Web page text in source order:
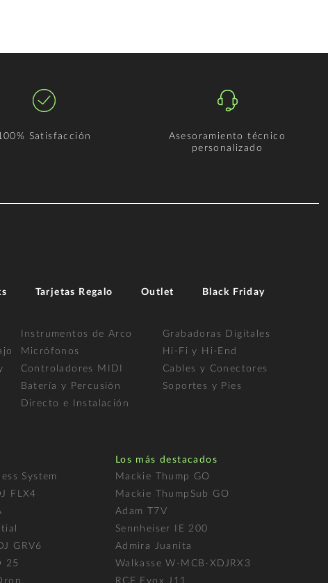
Satisfacción
Asesoramiento técnico
personalizado
Tarjetas Regalo Outlet Black Friday
Instrumentos de Arco
Micrófonos
Controladores MIDI
Batería y Percusión
Directo e Instalación
Grabadoras Digitales
Hi-Fi y Hi-End
Cables y Conectores
Soportes y Pies
System
FLX4
GRV6
25
Los más destacados
Mackie Thump GO
Mackie ThumpSub GO
Adam T7V
Sennheiser IE 200
Admira Juanita
Walkasse W-MCB-XDJRX3
RCF Evox J11